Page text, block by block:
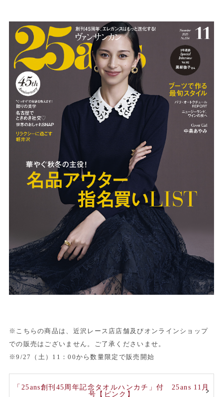
※こちらの商品は、近沢レース店店舗及びオンラインショップ
での販売はございません。ご了承くださいませ。
※9/27（土）11：00から数量限定で販売開始
「25ans創刊45周年記念タオルハンカチ」付 25ans 11月
号【ピンク】